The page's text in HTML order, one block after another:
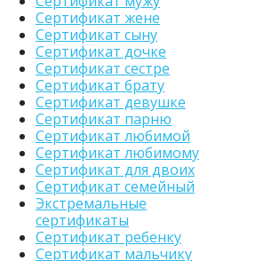
Сертификат жене
Сертификат сыну
Сертификат дочке
Сертификат сестре
Сертификат брату
Сертификат девушке
Сертификат парню
Сертификат любимой
Сертификат любимому
Сертификат для двоих
Сертификат семейный
Экстремальные
сертификаты
Сертификат ребенку
Сертификат мальчику